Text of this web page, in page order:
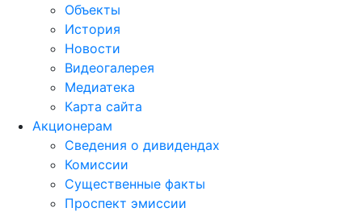
Объекты
История
Новости
Видеогалерея
Медиатека
Карта сайта
Акционерам
Сведения о дивидендах
Комиссии
Существенные факты
Проспект эмиссии